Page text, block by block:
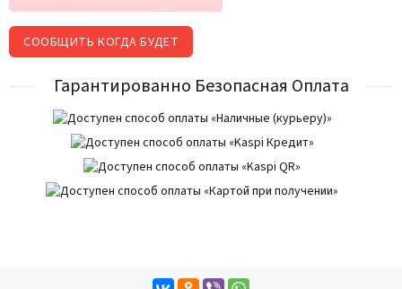
СООБЩИТЬ КОГДА БУДЕТ
Гарантированно Безопасная Оплата